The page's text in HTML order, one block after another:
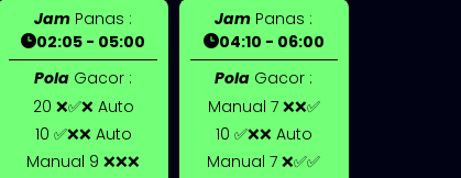
Jam Panas :
02:05 - 05:00
Pola Gacor :
20 ❌✅❌ Auto
10 ✅❌❌ Auto
Manual 9 ❌❌❌
Jam Panas :
04:10 - 06:00
Pola Gacor :
Manual 7 ❌❌✅
10 ✅❌❌ Auto
Manual 7 ❌✅✅